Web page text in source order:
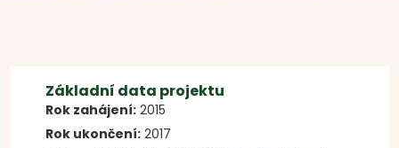
Základní data projektu
Rok zahájení: 2015
Rok ukončení: 2017